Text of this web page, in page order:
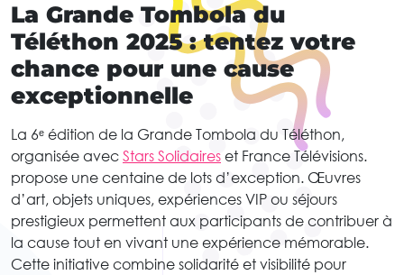
La Grande Tombola du
Téléthon 2025 : tentez votre
chance pour une cause
exceptionnelle
La 6ᵉ édition de la Grande Tombola du Téléthon,
organisée avec Stars Solidaires et France Télévisions.
propose une centaine de lots d’exception. Œuvres
d’art, objets uniques, expériences VIP ou séjours
prestigieux permettent aux participants de contribuer à
la cause tout en vivant une expérience mémorable.
Cette initiative combine solidarité et visibilité pour